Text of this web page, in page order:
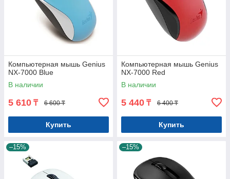
Компьютерная мышь Genius
NX-7000 Blue
В наличии
5 610 ₸ 6 600 ₸
Купить
Компьютерная мышь Genius
NX-7000 Red
В наличии
5 440 ₸ 6 400 ₸
Купить
–15% –15%